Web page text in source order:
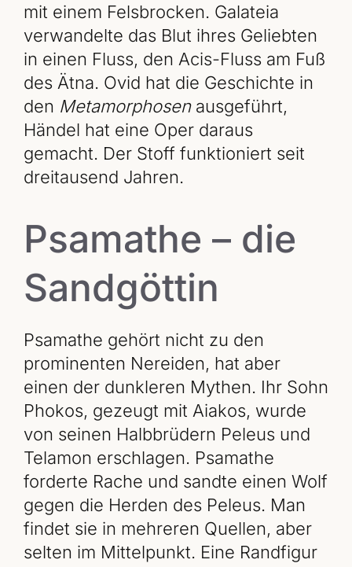
mit einem Felsbrocken. Galateia
verwandelte das Blut ihres Geliebten
in einen Fluss, den Acis-Fluss am Fuß
des Ätna. Ovid hat die Geschichte in
den Metamorphosenausgeführt,
Händel hat eine Oper daraus
gemacht. Der Stoff funktioniert seit
dreitausend Jahren.
Psamathe – die
Sandgöttin
Psamathe gehört nicht zu den
prominenten Nereiden, hat aber
einen der dunkleren Mythen. Ihr Sohn
Phokos, gezeugt mit Aiakos, wurde
von seinen Halbbrüdern Peleus und
Telamon erschlagen. Psamathe
forderte Rache und sandte einen Wolf
gegen die Herden des Peleus. Man
findet sie in mehreren Quellen, aber
selten im Mittelpunkt. Eine Randfigur